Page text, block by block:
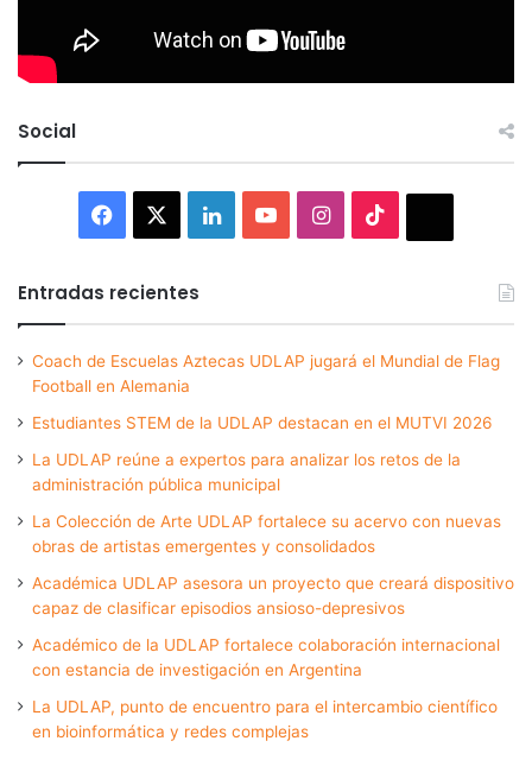
Social
Facebook LinkedInYouTubeInstagram
Entradas recientes
Coach de Escuelas Aztecas UDLAP jugará el Mundial de Flag
Football en Alemania
Estudiantes STEM de la UDLAP destacan en el MUTVI 2026
La UDLAP reúne a expertos para analizar los retos de la
administración pública municipal
La Colección de Arte UDLAP fortalece su acervo con nuevas
obras de artistas emergentes y consolidados
Académica UDLAP asesora un proyecto que creará dispositivo
capaz de clasificar episodios ansioso-depresivos
Académico de la UDLAP fortalece colaboración internacional
con estancia de investigación en Argentina
La UDLAP, punto de encuentro para el intercambio científico
en bioinformática y redes complejas